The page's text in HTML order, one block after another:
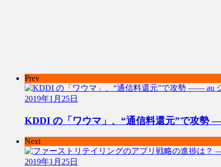
Prev
2019年1月25日
KDDI の「ワウマ」、“通信料還元”で攻勢
Next
2019年1月25日